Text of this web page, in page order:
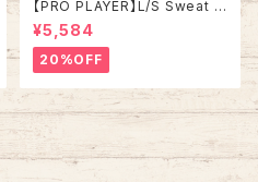
【PRO PLAYER】L/S Sweat L
相当 90s Made in USA “PA
CKERS” NFL チームモノ スウ
ェット トレーナー USA製 チーム
ロゴ 1996 CHAMPS 優勝記念
深緑 アメリカ USA 古着
¥5,584
20%OFF